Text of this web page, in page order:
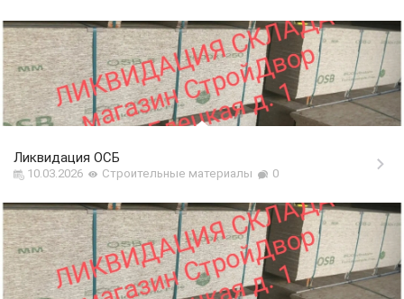
Ликвидация ОСБ
10.03.2026 Строительные материалы 0